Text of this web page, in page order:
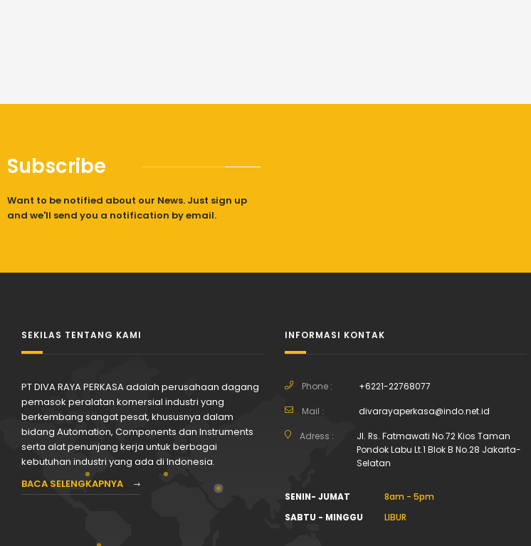
Subscribe
Want to be notified about our News. Just sign up
and we'll send you a notification by email.
SEKILAS TENTANG KAMI
PT DIVA RAYA PERKASA adalah perusahaan dagang
pemasok peralatan komersial industri yang
berkembang sangat pesat, khususnya dalam
bidang Automation, Components dan Instruments
serta alat penunjang kerja untuk berbagai
kebutuhan industri yang ada di Indonesia.
BACA SELENGKAPNYA
INFORMASI KONTAK
Phone : +6221-22768077
Mail : divarayaperkasa@indo.net.id
Adress :
Jl. Rs. Fatmawati No.72 Kios Taman
Pondok Labu Lt.1 Blok B No.28 Jakarta-
Selatan
SENIN- JUMAT
8am - 5pm
SABTU - MINGGU
LIBUR